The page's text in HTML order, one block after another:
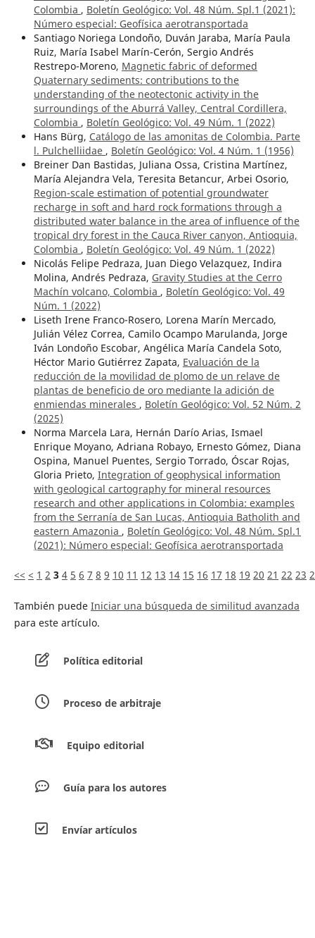
Colombia , Boletín Geológico: Vol. 48 Núm. Spl.1 (2021):
Número especial: Geofísica aerotransportada
Santiago Noriega Londoño, Duván Jaraba, María Paula
Ruiz, María Isabel Marín-Cerón, Sergio Andrés
Restrepo-Moreno, Magnetic fabric of deformed
Quaternary sediments: contributions to the
understanding of the neotectonic activity in the
surroundings of the Aburrá Valley, Central Cordillera,
Colombia , Boletín Geológico: Vol. 49 Núm. 1 (2022)
Hans Bürg, Catálogo de las amonitas de Colombia. Parte
l. Pulchelliidae , Boletín Geológico: Vol. 4 Núm. 1 (1956)
Breiner Dan Bastidas, Juliana Ossa, Cristina Martínez,
María Alejandra Vela, Teresita Betancur, Arbei Osorio,
Region-scale estimation of potential groundwater
recharge in soft and hard rock formations through a
distributed water balance in the area of influence of the
tropical dry forest in the Cauca River canyon, Antioquia,
Colombia , Boletín Geológico: Vol. 49 Núm. 1 (2022)
Nicolás Felipe Pedraza, Juan Diego Velazquez, Indira
Molina, Andrés Pedraza, Gravity Studies at the Cerro
Machín volcano, Colombia , Boletín Geológico: Vol. 49
Núm. 1 (2022)
Liseth Irene Franco-Rosero, Lorena Marín Mercado,
Julián Vélez Correa, Camilo Ocampo Marulanda, Jorge
Iván Londoño Escobar, Angélica María Candela Soto,
Héctor Mario Gutiérrez Zapata, Evaluación de la
reducción de la movilidad de plomo de un relave de
plantas de beneficio de oro mediante la adición de
enmiendas minerales , Boletín Geológico: Vol. 52 Núm. 2
(2025)
Norma Marcela Lara, Hernán Darío Arias, Ismael
Enrique Moyano, Adriana Robayo, Ernesto Gómez, Diana
Ospina, Manuel Puentes, Sergio Torrado, Óscar Rojas,
Gloria Prieto, Integration of geophysical information
with geological cartography for mineral resources
research and other applications in Colombia: examples
from the Serranía de San Lucas, Antioquia Batholith and
eastern Amazonia , Boletín Geológico: Vol. 48 Núm. Spl.1
(2021): Número especial: Geofísica aerotransportada
<< < 1 2 3 4 5 6 7 8 9 10 11 12 13 14 15 16 17 18 19 20 21 22 23
También puede Iniciar una búsqueda de similitud avanzada
para este artículo.
Política editorial
Proceso de arbitraje
Equipo editorial
Guía para los autores
Envíar artículos